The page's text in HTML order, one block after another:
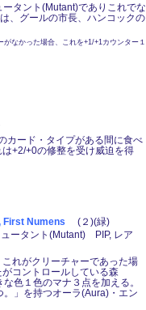
タント(Mutant)でありこれでな
、グールの市長、ハンコックの
がなかった場合、これを+1/+1カウンター１
カード・タイプがある間に食べ
+2/+0の修整を受け威迫を得
First Numens (２)(緑)
ータント(Mutant) PIP, レア
れがクリーチャーであった場
コントロールしている森
色１色のマナ３点を加える。
」を持つオーラ(Aura)・エン